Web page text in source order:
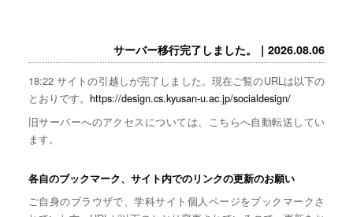
サーバー移行完了しました。｜2026.08.06
18:22 サイトの引越しが完了しました。現在ご覧のURLは以下の
とおりです。 https://design.cs.kyusan-u.ac.jp/socialdesign/
旧サーバーへのアクセスについては、こちらへ自動転送してい
ます。
各自のブックマーク、サイト内でのリンクの更新のお願い
ご自身のブラウザで、学科サイト個人ページをブックマークさ